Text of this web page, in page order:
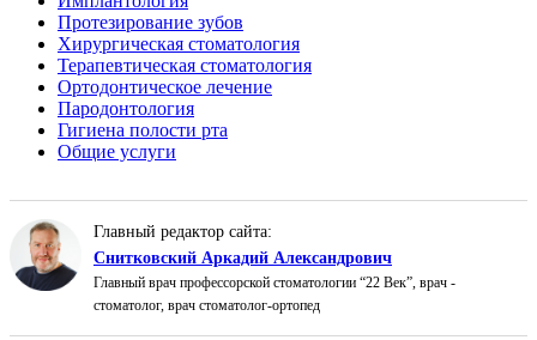
Протезирование зубов
Хирургическая стоматология
Терапевтическая стоматология
Ортодонтическое лечение
Пародонтология
Гигиена полости рта
Общие услуги
Главный редактор сайта:
Снитковский Аркадий Александрович
Главный врач профессорской стоматологии “22 Век”, врач -
стоматолог, врач стоматолог-ортопед